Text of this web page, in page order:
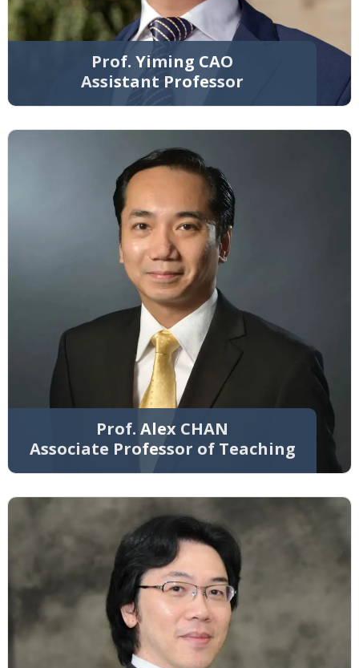
Prof. Yiming CAO
Assistant Professor
Prof. Alex CHAN
Associate Professor of Teaching